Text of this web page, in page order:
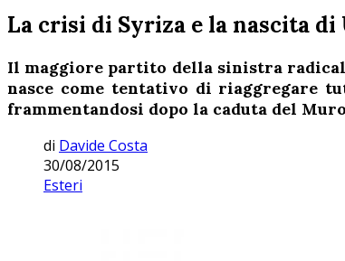
La crisi di Syriza e la nascita di
Il maggiore partito della sinistra
nasce come tentativo di riaggregare
frammentandosi dopo la caduta del
di Davide Costa
30/08/2015
Esteri